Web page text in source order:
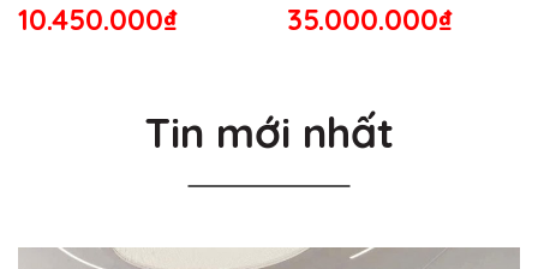
10.450.000₫ 35.000.000₫
Tin mới nhất